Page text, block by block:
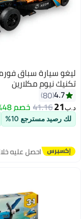
ليغو سيارة سباق
تكنيك نيوم مكلارين
4.7
80
د.ب‏21
41.16خصم 48%
لك رصيد مسترجع 10%
احصل عليه